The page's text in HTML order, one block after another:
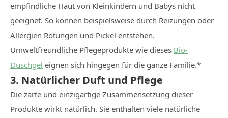
empfindliche Haut von Kleinkindern und Babys nicht
geeignet. So können beispielsweise durch Reizungen oder
Allergien Rötungen und Pickel entstehen.
Umweltfreundliche Pflegeprodukte wie dieses Bio-
Duschgel eignen sich hingegen für die ganze Familie.*
3. Natürlicher Duft und Pflege
Die zarte und einzigartige Zusammensetzung dieser
Produkte wirkt natürlich. Sie enthalten viele natürliche